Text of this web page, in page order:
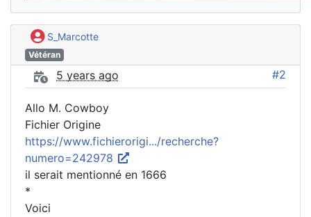
S_Marcotte
Vétéran
5 years ago #2
Allo M. Cowboy
Fichier Origine
https://www.fichierorigi.../recherche?
numero=242978
il serait mentionné en 1666
*
Voici